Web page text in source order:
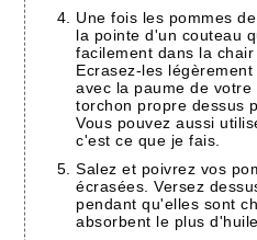
Une fois les pommes
la pointe d'un couteau
facilement dans la
Ecrasez-les
avec la paume de
torchon propre dessus
Vous pouvez aussi
c'est ce que je fais.
Salez et poivrez vos
écrasées. Versez
pendant qu'elles sont
absorbent le plus